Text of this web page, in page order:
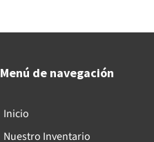
Menú de navegación
Inicio
Nuestro Inventario